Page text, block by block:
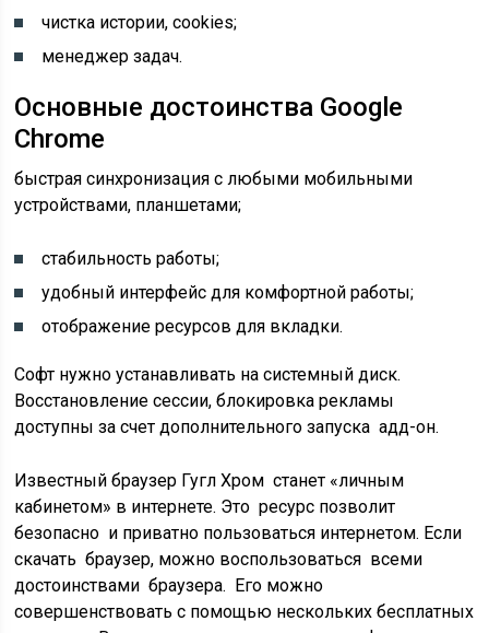
чистка истории, cookies;
менеджер задач.
Основные достоинства Google
Chrome
быстрая синхронизация с любыми мобильными
устройствами, планшетами;
стабильность работы;
удобный интерфейс для комфортной работы;
отображение ресурсов для вкладки.
Софт нужно устанавливать на системный диск.
Восстановление сессии, блокировка рекламы
доступны за счет дополнительного запуска адд-он.
Известный браузер Гугл Хром станет «личным
кабинетом» в интернете. Это ресурс позволит
безопасно и приватно пользоваться интернетом. Если
скачать браузер, можно воспользоваться всеми
достоинствами браузера. Его можно
совершенствовать с помощью нескольких бесплатных